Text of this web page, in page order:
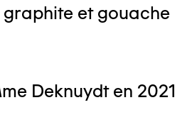
graphite et gouache
Deknuydt en 2021